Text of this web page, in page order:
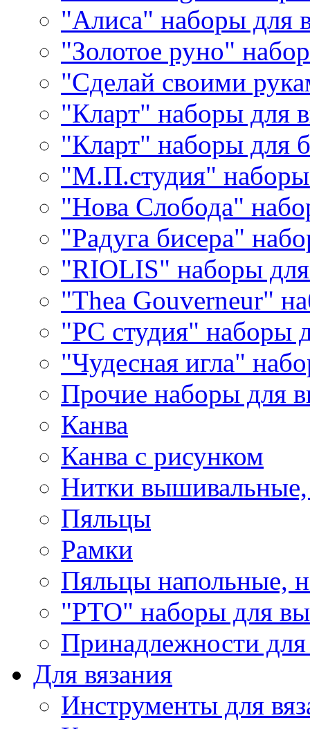
"Алиса" наборы для
"Золотое руно"
"Сделай своими
"Кларт" наборы для
"Кларт" наборы для
"М.П.студия"
"Нова Слобода"
"Радуга бисера"
"RIOLIS" наборы
"Thea Gouverneur"
"РС студия" наборы
"Чудесная игла"
Прочие наборы для
Канва
Канва с рисунком
Нитки
Пяльцы
Рамки
Пяльцы напольные,
"РТО" наборы для
Принадлежности
Для вязания
Инструменты для